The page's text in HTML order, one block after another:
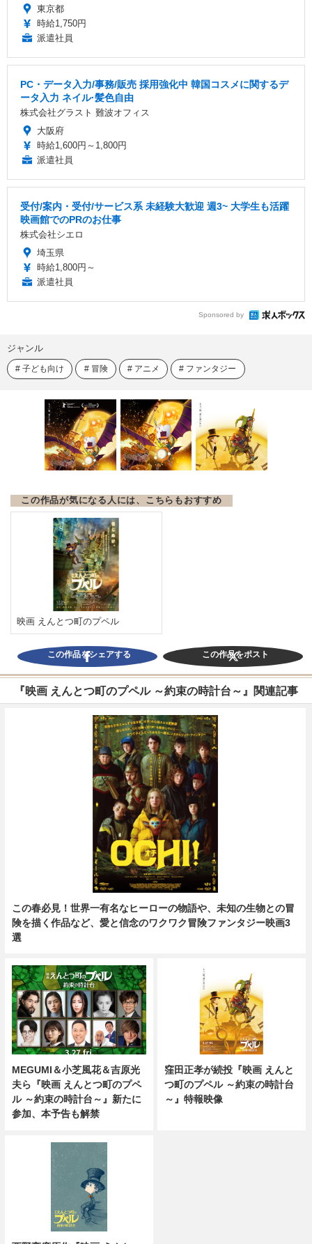
東京都
時給1,750円
派遣社員
PC・データ入力/事務/販売 採用強化中 韓国コスメに関するデ
ータ入力 ネイル·髪色自由
株式会社グラスト 難波オフィス
大阪府
時給1,600円～1,800円
派遣社員
受付/案内・受付/サービス系 未経験大歓迎 週3~ 大学生も活躍
映画館でのPRのお仕事
株式会社シエロ
埼玉県
時給1,800円～
派遣社員
Sponsored by
ジャンル
子ども向け 冒険 アニメ ファンタジー
この作品が気になる人には、こちらもおすすめ
映画 えんとつ町のプペル
この作品をシェアする この作品をポスト
『映画 えんとつ町のプペル ～約束の時計台～』関連記事
この春必見！世界一有名なヒーローの物語や、未知の生物との冒
険を描く作品など、愛と信念のワクワク冒険ファンタジー映画3
選
MEGUMI＆小芝風花＆吉原光
夫ら『映画 えんとつ町のプペ
ル ～約束の時計台～』新たに
参加、本予告も解禁
窪田正孝が続投『映画 えんと
つ町のプペル ～約束の時計台
～』特報映像